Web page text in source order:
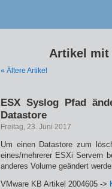
Artikel mit
« Ältere Artikel
ESX Syslog Pfad
Datastore
Freitag, 23. Juni 2017
Um einen Datastore zum
eines/mehrerer ESXi Servern
anderes Volume geändert
VMware KB Artikel 2004605 ->